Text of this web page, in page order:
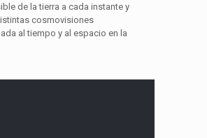
de la tierra a cada instante y
cosmovisiones
al tiempo y al espacio en la